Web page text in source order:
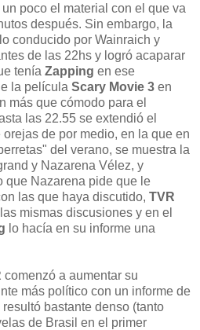
poco el material con el que va
después. Sin embargo, la
conducido por Wainraich y
de las 22hs y logró acaparar
tenía Zapping en ese
la película Scary Movie 3 en
más que cómodo para el
las 22.55 se extendió el
de por medio, en la que en
del verano, se muestra la
y Nazarena Vélez, y
que Nazarena pide que le
las que haya discutido, TVR
mismas discusiones y en el
lo hacía en su informe una
comenzó a aumentar su
más político con un informe de
bastante denso (tanto
de Brasil en el primer